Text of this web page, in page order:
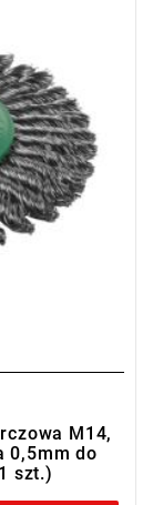
M14,
0,5mm do
szt.)